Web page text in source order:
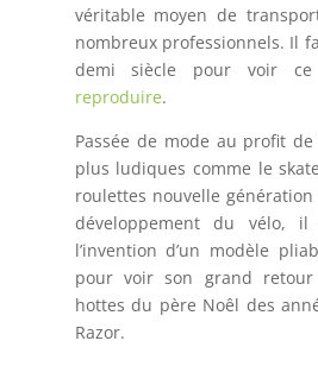
véritable moyen de
nombreux professionnels. Il
demi siècle pour voir ce
reproduire.
Passée de mode au profit
plus ludiques comme le
roulettes nouvelle
développement du vélo, il
l’invention d’un modèle
pour voir son grand
hottes du père Noêl des
Razor.